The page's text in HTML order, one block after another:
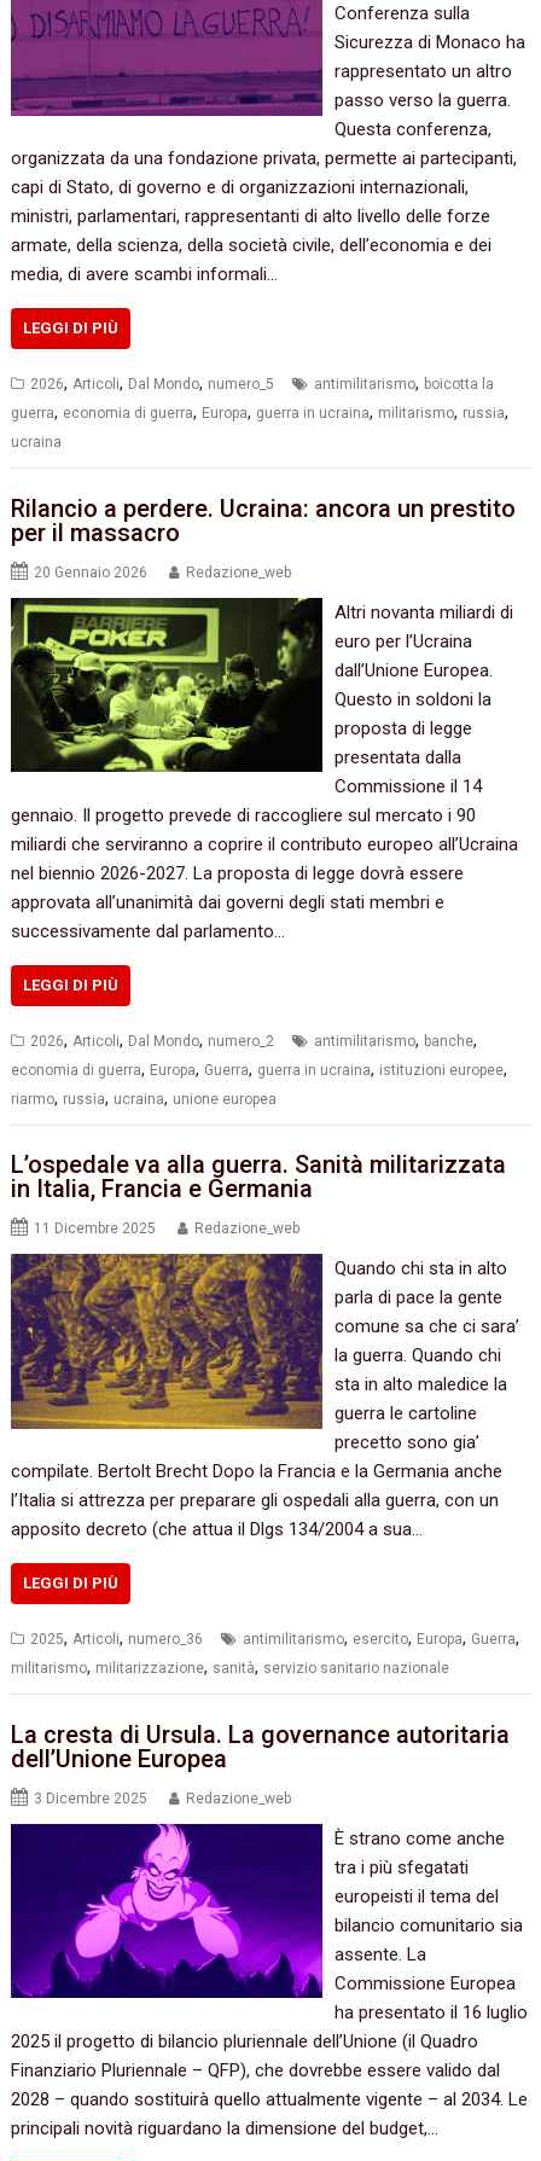
Conferenza sulla
Sicurezza di Monaco ha
rappresentato un altro
passo verso la guerra.
Questa conferenza,
organizzata da una fondazione privata, permette ai partecipanti,
capi di Stato, di governo e di organizzazioni internazionali,
ministri, parlamentari, rappresentanti di alto livello delle forze
armate, della scienza, della società civile, dell’economia e dei
media, di avere scambi informali…
LEGGI DI PIÙ
2026,Articoli, Dal Mondo, numero_5 antimilitarismo, boicotta la
guerra, economia di guerra, Europa, guerra in ucraina, militarismo, russia,
ucraina
Rilancio a perdere. Ucraina: ancora un prestito
per il massacro
20 Gennaio 2026 Redazione_web
Altri novanta miliardi di
euro per l’Ucraina
dall’Unione Europea.
Questo in soldoni la
proposta di legge
presentata dalla
Commissione il 14
gennaio. Il progetto prevede di raccogliere sul mercato i 90
miliardi che serviranno a coprire il contributo europeo all’Ucraina
nel biennio 2026-2027. La proposta di legge dovrà essere
approvata all’unanimità dai governi degli stati membri e
successivamente dal parlamento…
LEGGI DI PIÙ
2026, Articoli, Dal Mondo, numero_2 antimilitarismo, banche,
economia di guerra, Europa, Guerra, guerra in ucraina, istituzioni europee,
riarmo, russia, ucraina, unione europea
L’ospedale va alla guerra. Sanità militarizzata
in Italia, Francia e Germania
11 Dicembre 2025 Redazione_web
Quando chi sta in alto
parla di pace la gente
comune sa che ci sara’
la guerra. Quando chi
sta in alto maledice la
guerra le cartoline
precetto sono gia’
compilate. Bertolt Brecht Dopo la Francia e la Germania anche
l’Italia si attrezza per preparare gli ospedali alla guerra, con un
apposito decreto (che attua il Dlgs 134/2004 a sua…
LEGGI DI PIÙ
2025,Articoli, numero_36 antimilitarismo, esercito, Europa, Guerra,
militarismo, militarizzazione, sanità, servizio sanitario nazionale
La cresta di Ursula. La governance autoritaria
dell’Unione Europea
3 Dicembre 2025 Redazione_web
È strano come anche
tra i più sfegatati
europeisti il tema del
bilancio comunitario sia
assente. La
Commissione Europea
ha presentato il 16 luglio
2025 il progetto di bilancio pluriennale dell’Unione (il Quadro
Finanziario Pluriennale – QFP), che dovrebbe essere valido dal
2028 – quando sostituirà quello attualmente vigente – al 2034. Le
principali novità riguardano la dimensione del budget,…